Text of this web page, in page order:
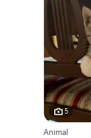
5
Animal